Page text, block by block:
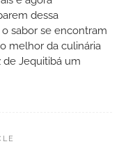
dessa
sabor se encontram
melhor da culinária
Jequitibá um